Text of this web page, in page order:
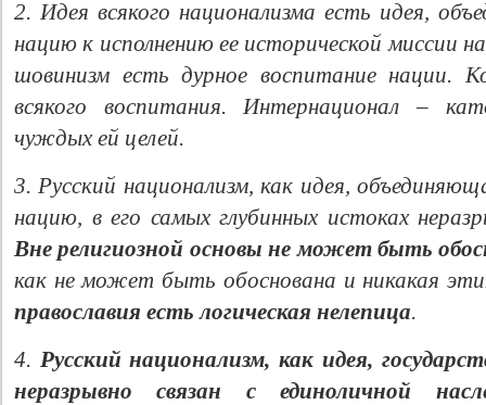
2. Идея всякого национализма есть идея,
нацию к исполнению ее исторической миссии
шовинизм есть дурное воспитание нации.
всякого воспитания. Интернационал –
чуждых ей целей.
3. Русский национализм, как идея,
нацию, в его самых глубинных истоках
Вне религиозной основы не может быть
как не может быть обоснована и никакая
православия есть логическая нелепица.
4. Русский национализм, как идея,
неразрывно связан с единоличной